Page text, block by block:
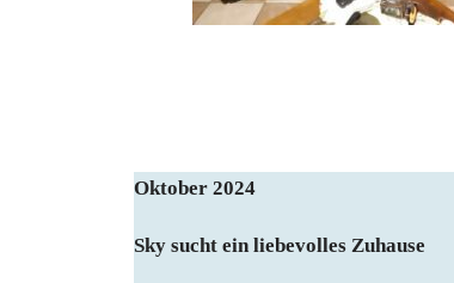
Oktober 2024
Sky sucht ein liebevolles Zuhause